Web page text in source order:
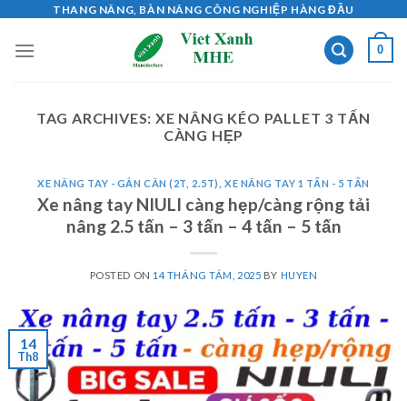
content
THANG NÂNG, BÀN NÂNG CÔNG NGHIỆP HÀNG ĐẦU
0
TAG ARCHIVES: XE NÂNG KÉO PALLET 3 TẤN
CÀNG HẸP
XE NÂNG TAY - GẮN CÂN (2T, 2.5T) ,XE NÂNG TAY 1 TẤN - 5 TẤN
Xe nâng tay NIULI càng hẹp/càng rộng tải
nâng 2.5 tấn – 3 tấn – 4 tấn – 5 tấn
POSTED ON 14 THÁNG TÁM, 2025 BY HUYEN
14
Th8